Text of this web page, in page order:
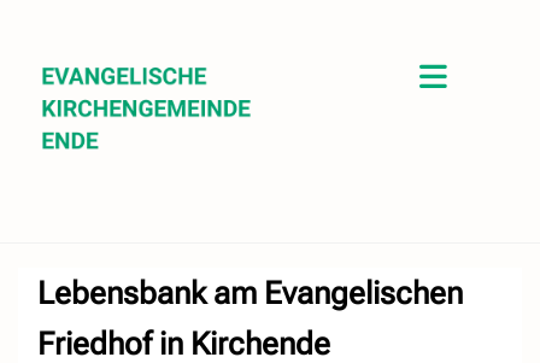
Lebensbank am Evangelischen
Friedhof in Kirchende